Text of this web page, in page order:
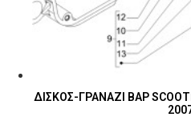
ΔΙΣΚΟΣ-ΓΡΑΝΑΖΙ ΒΑΡ